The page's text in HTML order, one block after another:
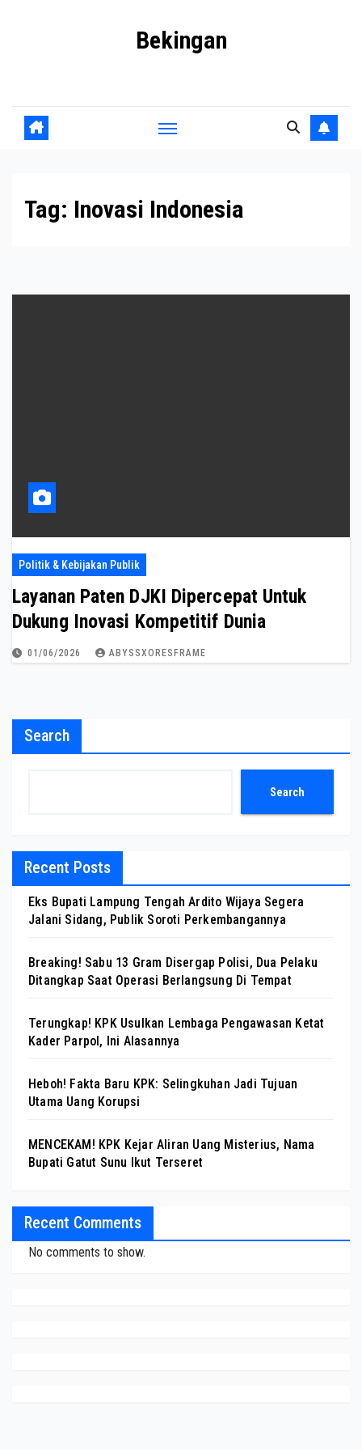
Bekingan
Tag: Inovasi Indonesia
Politik & Kebijakan Publik
Layanan Paten DJKI Dipercepat Untuk
Dukung Inovasi Kompetitif Dunia
01/06/2026 ABYSSXORESFRAME
Search
Search
Recent Posts
Eks Bupati Lampung Tengah Ardito Wijaya Segera
Jalani Sidang, Publik Soroti Perkembangannya
Breaking! Sabu 13 Gram Disergap Polisi, Dua Pelaku
Ditangkap Saat Operasi Berlangsung Di Tempat
Terungkap! KPK Usulkan Lembaga Pengawasan Ketat
Kader Parpol, Ini Alasannya
Heboh! Fakta Baru KPK: Selingkuhan Jadi Tujuan
Utama Uang Korupsi
MENCEKAM! KPK Kejar Aliran Uang Misterius, Nama
Bupati Gatut Sunu Ikut Terseret
Recent Comments
No comments to show.